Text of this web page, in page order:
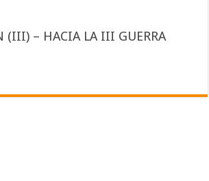
(III) – HACIA LA III GUERRA